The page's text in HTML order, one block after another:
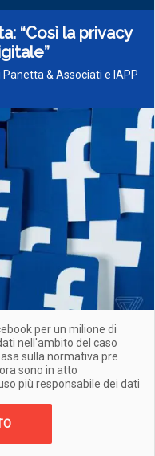
“Così la privacy
& Associati e IAPP
per un milione di
nell'ambito del caso
sulla normativa pre
sono in atto
più responsabile dei dati